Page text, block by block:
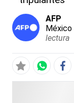
AFP
México
lectura